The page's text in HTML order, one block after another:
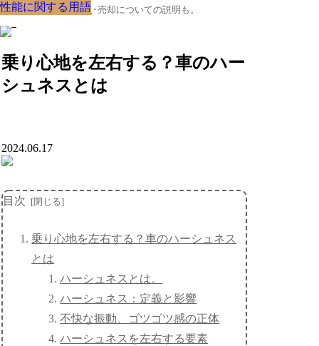
クルマの大辞典、購入･売却についての説明も。
乗り心地を左右する？車のハー
シュネスとは
性能に関する用語
2024.06.17
目次
乗り心地を左右する？車のハーシュネス
とは
ハーシュネスとは。
ハーシュネス：定義と影響
不快な振動、ゴツゴツ感の正体
ハーシュネスを左右する要素
性能に関する用語
性能に関する用語
性能に関する用語
性能に関する用語
性能に関する用語
性能に関する用語
性能に関する用語
性能に関する用語